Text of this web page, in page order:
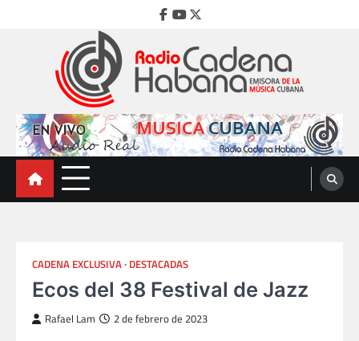
Facebook
Youtube
Twitter
Radio Cadena Habana
Emisora de la Música Cubana
CADENA EXCLUSIVA DESTACADAS
Ecos del 38 Festival de Jazz
Rafael Lam 2 de febrero de 2023